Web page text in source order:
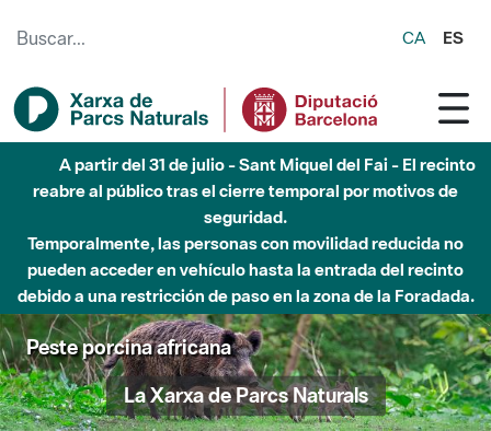
CA ES
A partir del 31 de julio - Sant Miquel del Fai - El recinto
reabre al público tras el cierre temporal por motivos de
seguridad.
Temporalmente, las personas con movilidad reducida no
pueden acceder en vehículo hasta la entrada del recinto
debido a una restricción de paso en la zona de la Foradada.
Peste porcina africana
La Xarxa de Parcs Naturals